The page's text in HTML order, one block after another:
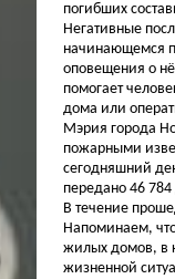
погибших
Негативные
начинающемся
оповещения о
помогает
дома или
Мэрия города
пожарными
сегодняшний
передано 46
В течение
Напоминаем,
жилых домов, в
жизненной